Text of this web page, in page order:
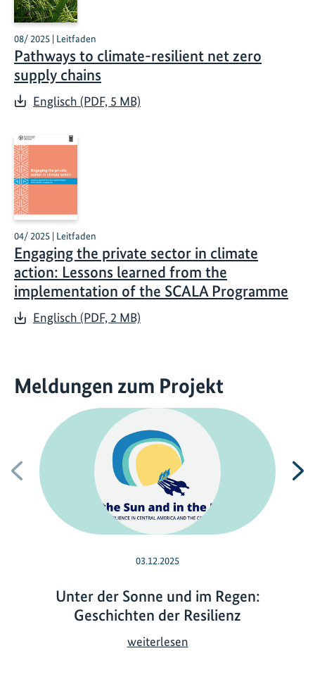
08/ 2025 | Leitfaden
Pathways to climate-resilient net zero
supply chains
Englisch (PDF, 5 MB)
04/ 2025 | Leitfaden
Engaging the private sector in climate
action: Lessons learned from the
implementation of the SCALA Programme
Englisch (PDF, 2 MB)
Meldungen zum Projekt
Vorherige
03.12.2025
Unter der Sonne und im Regen:
Geschichten der Resilienz
weiterlesenU